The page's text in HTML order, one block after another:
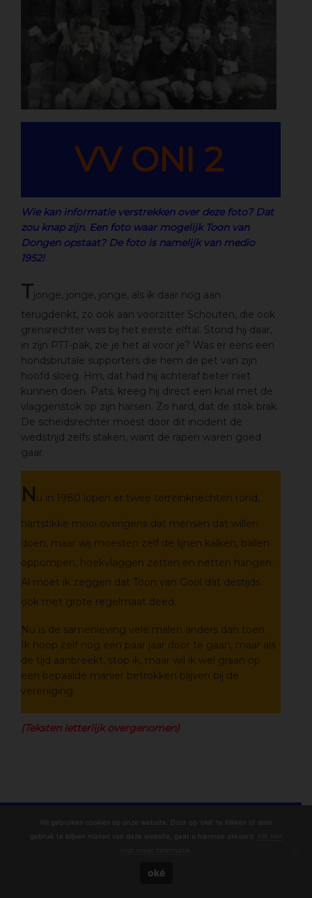
VV ONI 2
Wie kan informatie verstrekken over deze foto? Dat
zou knap zijn. Een foto waar mogelijk Toon van
Dongen opstaat? De foto is namelijk van medio
1952!
Tjonge, jonge, jonge, als ik daar nog aan
terugdenkt, zo ook aan voorzitter Schouten, die ook
grensrechter was bij het eerste elftal. Stond hij daar,
in zijn PTT-pak, zie je het al voor je? Was er eens een
hondsbrutale supporters die hem de pet van zijn
hoofd sloeg. Hm, dat had hij achteraf beter niet
kunnen doen. Pats, kreeg hij direct een knal met de
vlaggenstok op zijn harsen. Zo hard, dat de stok brak.
De scheidsrechter moest door dit incident de
wedstrijd zelfs staken, want de rapen waren goed
gaar.
Nu in 1980 lopen er twee terreinknechten rond,
hartstikke mooi overigens dat mensen dat willen
doen, maar wij moesten zelf de lijnen kalken, ballen
oppompen, hoekvlaggen zetten en netten hangen.
Al moet ik zeggen dat Toon van Gool dat destijds
ook met grote regelmaat deed.
Nu is de samenleving vele malen anders dan toen.
Ik hoop zelf nog een paar jaar door te gaan, maar als
de tijd aanbreekt, stop ik, maar wil ik wel graan op
een bepaalde manier betrokken blijven bij de
vereniging.
(Teksten letterlijk overgenomen)
OniHistorie
Wij gebruiken cookies op onze website. Door op 'oké' te klikken of door
gebruik te blijven maken van deze website, gaat u hiermee akkoord.
oké